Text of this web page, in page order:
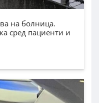
на болница.
сред пациенти и